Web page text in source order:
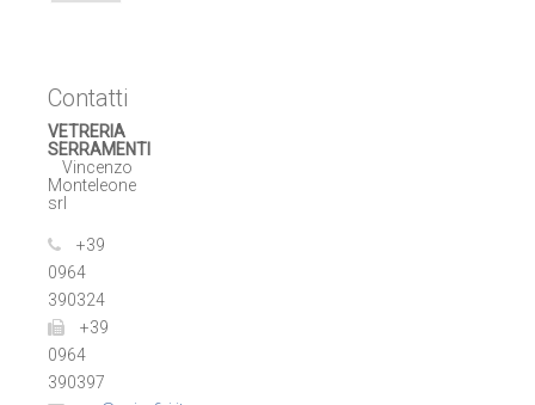
Contatti
VETRERIA
SERRAMENTI
Vincenzo
Monteleone
srl
+39
0964
390324
+39
0964
390397